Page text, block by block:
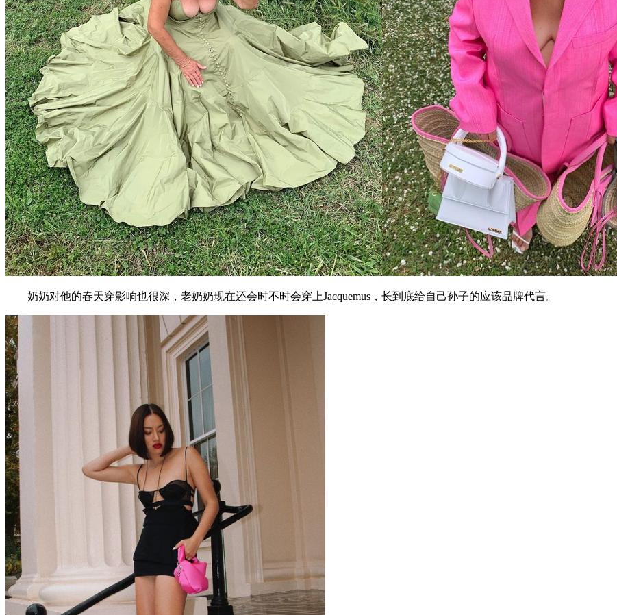
奶奶对他的春天穿影响也很深，老奶奶现在还会时不时会穿上Jacquemus，长到底给自己孙子的应该品牌代言。